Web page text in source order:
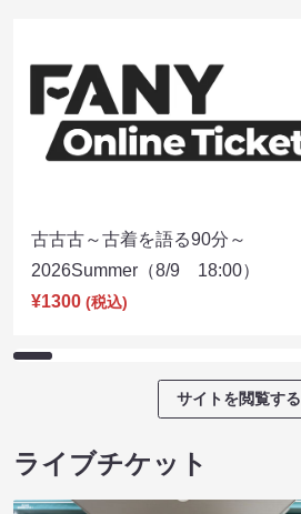
古古古～古着を語る90分～
2026Summer（8/9 18:00）
¥1300 (税込)
サイトを閲覧する
ライブチケット